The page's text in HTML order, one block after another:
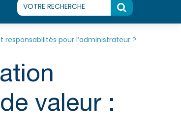
pour l’administrateur ?
valeur :